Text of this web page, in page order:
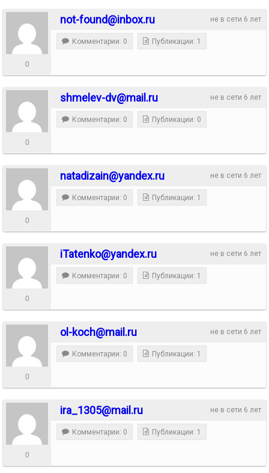
не в сети 6 лет
not-found@inbox.ru
0
Комментарии: 0 Публикации: 1
не в сети 6 лет
shmelev-dv@mail.ru
0
Комментарии: 0 Публикации: 0
не в сети 6 лет
natadizain@yandex.ru
0
Комментарии: 0 Публикации: 1
не в сети 6 лет
iTatenko@yandex.ru
0
Комментарии: 0 Публикации: 1
не в сети 6 лет
ol-koch@mail.ru
0
Комментарии: 0 Публикации: 1
не в сети 6 лет
ira_1305@mail.ru
0
Комментарии: 0 Публикации: 1